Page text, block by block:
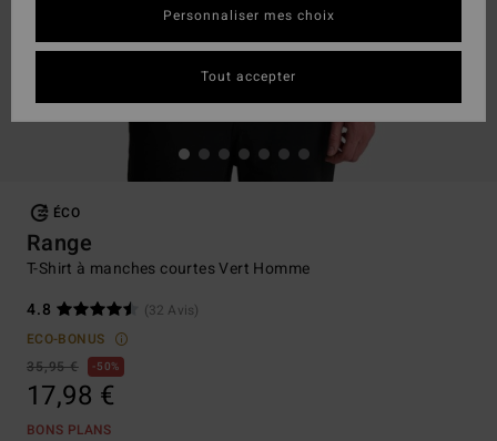
ÉCO
Range
T-Shirt à manches courtes Vert Homme
4.8
(32 Avis)
ECO-BONUS
35,95 €
50%
17,98 €
BONS PLANS
Personnaliser mes choix
Tout accepter